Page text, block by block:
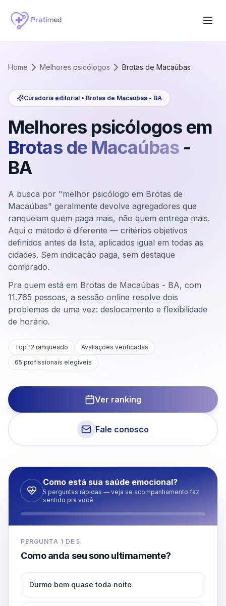
Home Melhores psicólogos Brotas de Macaúbas
Curadoria editorial • Brotas de Macaúbas - BA
Melhores psicólogos em
Brotas de Macaúbas -
BA
A busca por "melhor psicólogo em Brotas de
Macaúbas" geralmente devolve agregadores que
ranqueiam quem paga mais, não quem entrega mais.
Aqui o método é diferente — critérios objetivos
definidos antes da lista, aplicados igual em todas as
cidades. Sem indicação paga, sem destaque
comprado.
Pra quem está em Brotas de Macaúbas - BA, com
11.765 pessoas, a sessão online resolve dois
problemas de uma vez: deslocamento e flexibilidade
de horário.
Top 12 ranqueado
Avaliações verificadas
65 profissionais elegíveis
Ver ranking
Fale conosco
Como está sua saúde emocional?
5 perguntas rápidas — veja se acompanhamento faz
sentido pra você
PERGUNTA 1 DE5
Como anda seu sono ultimamente?
Durmo bem quase toda noite